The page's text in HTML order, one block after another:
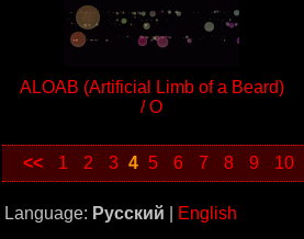
ALOAB (Artificial Limb of a Beard)
/ O
<< 1 2 3 4 5 6 7 8 9 10
Language: Русский English